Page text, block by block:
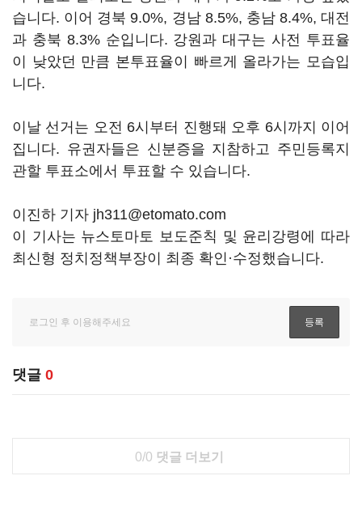
습니다. 이어 경북 9.0%, 경남 8.5%, 충남 8.4%, 대전
과 충북 8.3% 순입니다. 강원과 대구는 사전 투표율
이 낮았던 만큼 본투표율이 빠르게 올라가는 모습입
니다.
이날 선거는 오전 6시부터 진행돼 오후 6시까지 이어
집니다. 유권자들은 신분증을 지참하고 주민등록지
관할 투표소에서 투표할 수 있습니다.
이진하 기자 jh311@etomato.com
이 기사는 뉴스토마토 보도준칙 및 윤리강령에 따라
최신형 정치정책부장이 최종 확인·수정했습니다.
댓글 0
0/0 댓글 더보기